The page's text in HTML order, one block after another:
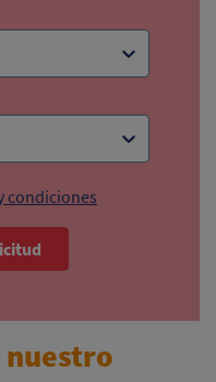
condiciones
nuestro